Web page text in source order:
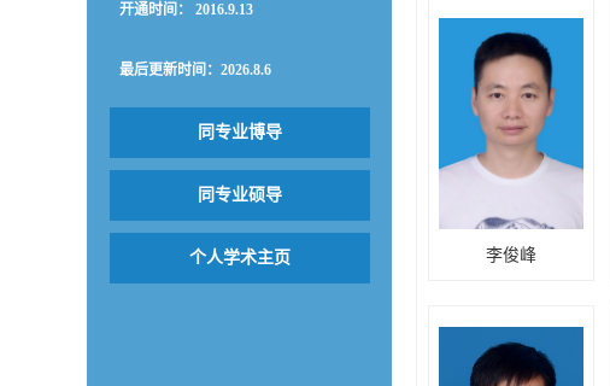
开通时间： 2016.9.13
最后更新时间： 2026.8.6
同专业博导
同专业硕导
个人学术主页 李俊峰